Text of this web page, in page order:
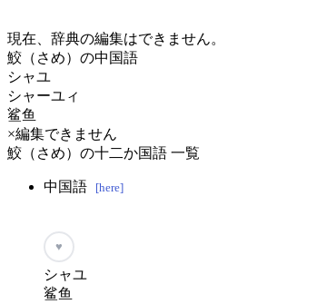
現在、辞典の編集はできません。
鮫（さめ）の中国語
シャユ
シャーユィ
鲨鱼
×編集できません
鮫（さめ）の十二か国語 一覧
中国語 [here]
♥
シャユ
鲨鱼